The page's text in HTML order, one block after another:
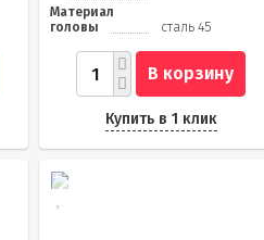
Материал
головы
сталь 45
В корзину
Купить в 1 клик